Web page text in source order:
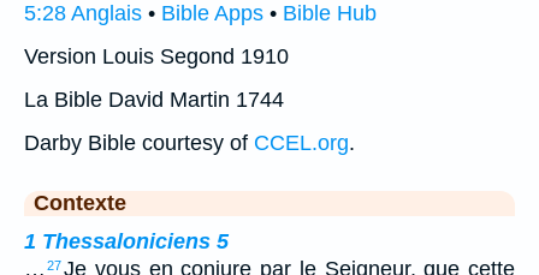
5:28 Anglais • Bible Apps • Bible Hub
Version Louis Segond 1910
La Bible David Martin 1744
Darby Bible courtesy of CCEL.org.
Contexte
1 Thessaloniciens 5
… 27Je vous en conjure par le Seigneur, que cette